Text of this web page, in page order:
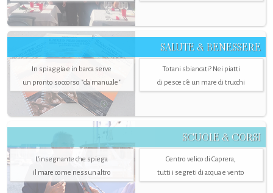
SALUTE & BENESSERE
In spiaggia e in barca serve
un pronto soccorso "da manuale"
Totani sbiancati? Nei piatti
di pesce c'è un mare di trucchi
SCUOLE & CORSI
L'insegnante che spiega
il mare come nessun altro
Centro velico di Caprera,
tutti i segreti di acqua e vento